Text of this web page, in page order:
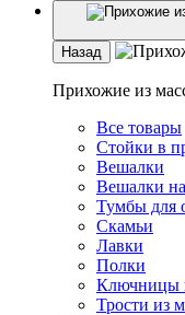
Назад
Прихожие из
Все товары
Стойки в
Вешалки
Вешалки
Тумбы для
Скамьи
Лавки
Полки
Ключницы
Трости из